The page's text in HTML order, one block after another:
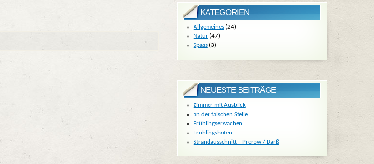
KATEGORIEN
Allgemeines(24)
Natur(47)
Spass(3)
NEUESTE BEITRÄGE
Zimmer mit Ausblick
an der falschen Stelle
Frühlingserwachen
Frühlingsboten
Strandausschnitt – Prerow / Darß